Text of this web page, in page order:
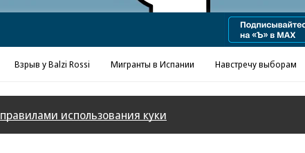
Взрыв у Balzi Rossi Мигранты в Испании Навстречу выборам
правилами использования куки